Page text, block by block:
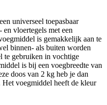
universeel toepasbaar
vloertegels met een
is gemakkelijk aan te
binnen- als buiten worden
te gebruiken in vochtige
is bij een voegbreedte van
doos van 2 kg heb je dan
voegmiddel heeft de kleur